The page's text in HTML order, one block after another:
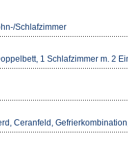
Schlafzimmer
1 Schlafzimmer m. 2
Ceranfeld,